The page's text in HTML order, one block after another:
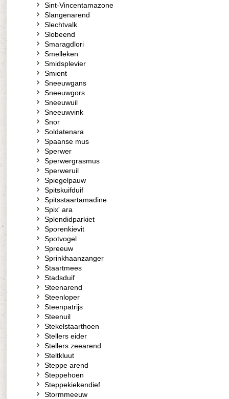
Sint-Vincentamazone
Slangenarend
Slechtvalk
Slobeend
Smaragdlori
Smelleken
Smidsplevier
Smient
Sneeuwgans
Sneeuwgors
Sneeuwuil
Sneeuwvink
Snor
Soldatenara
Spaanse mus
Sperwer
Sperwergrasmus
Sperweruil
Spiegelpauw
Spitskuifduif
Spitsstaartamadine
Spix' ara
Splendidparkiet
Sporenkievit
Spotvogel
Spreeuw
Sprinkhaanzanger
Staartmees
Stadsduif
Steenarend
Steenloper
Steenpatrijs
Steenuil
Stekelstaarthoen
Stellers eider
Stellers zeearend
Steltkluut
Steppe arend
Steppehoen
Steppekiekendief
Stormmeeuw